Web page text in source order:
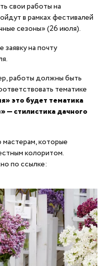
свои работы на
в рамках фестивалей
сезоны» (26 июля).
заявку на почту
работы должны быть
тематике
это будет тематика
— стилистика дачного
которые
колоритом.
по ссылке: